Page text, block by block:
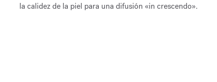
la calidez de la piel para una difusión «in crescendo».